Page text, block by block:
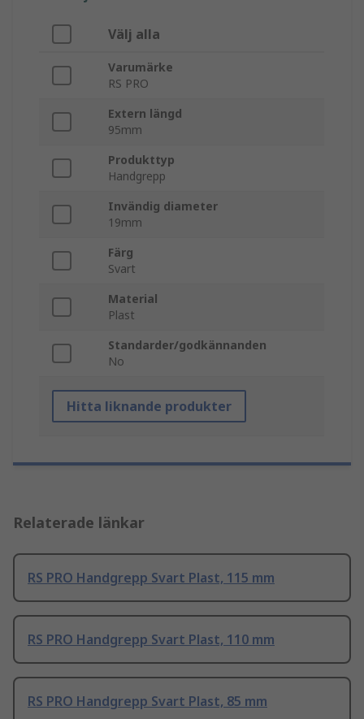
Välj alla
Varumärke
RS PRO
Extern längd
95mm
Produkttyp
Handgrepp
Invändig diameter
19mm
Färg
Svart
Material
Plast
Standarder/godkännanden
No
Hitta liknande produkter
Relaterade länkar
RS PRO Handgrepp Svart Plast, 115 mm
RS PRO Handgrepp Svart Plast, 110 mm
RS PRO Handgrepp Svart Plast, 85 mm